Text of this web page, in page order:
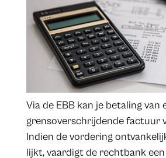
Via de EBB kan je betaling van
grensoverschrijdende factuur
Indien de vordering
lijkt, vaardigt de rechtbank